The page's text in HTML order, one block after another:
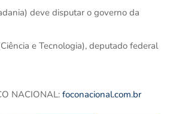
deve disputar o governo da
e Tecnologia), deputado federal
NACIONAL: foconacional.com.br